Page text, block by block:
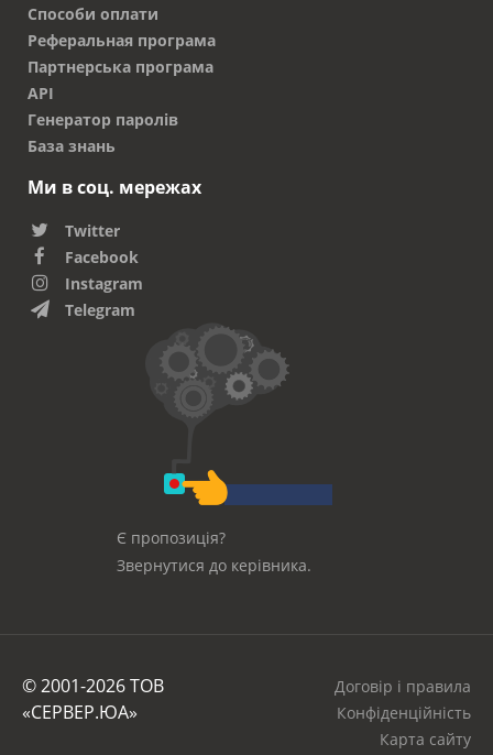
Способи оплати
Реферальная програма
Партнерська програма
API
Генератор паролів
База знань
Ми в соц. мережах
Twitter
Facebook
Instagram
Telegram
Є пропозиція?
Звернутися до керівника.
© 2001-2026 ТОВ
«СЕРВЕР.ЮА»
Договір і правила
Конфіденційність
Карта сайту